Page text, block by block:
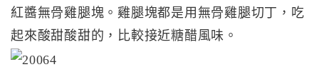
紅醬無骨雞腿塊。雞腿塊都是用無骨雞腿切丁，吃
起來酸甜酸甜的，比較接近糖醋風味。